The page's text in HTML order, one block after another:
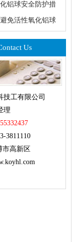
铝球安全防护措
免活性氧化铝球
Us
技工有限公司
理
3811110
高新区